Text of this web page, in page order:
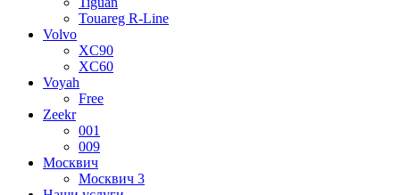
Touareg R-Line
Volvo
XC90
XC60
Voyah
Free
Zeekr
001
009
Москвич
Москвич 3